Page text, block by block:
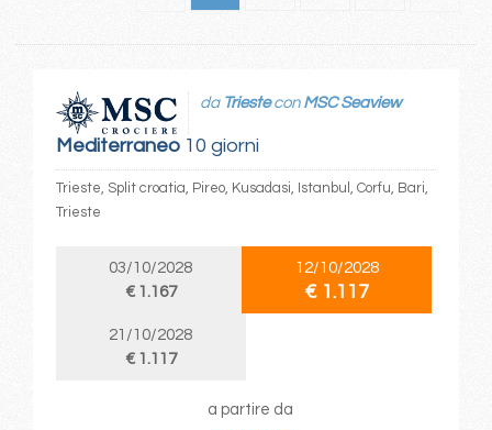
Mediterraneo10 giorni
da Triestecon MSC Seaview
Trieste, Split croatia, Pireo, Kusadasi, Istanbul, Corfu, Bari,
Trieste
03/10/2028
€ 1.167
12/10/2028
€ 1.117
21/10/2028
€ 1.117
a partire da